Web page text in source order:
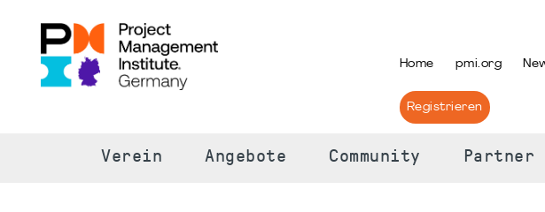
Home pmi.org
Registrieren
Verein Angebote Community Partner